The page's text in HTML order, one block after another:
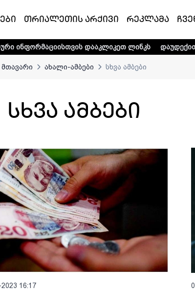
თრიალეთის არქივი რეკლამა
დააკლიკეთ ლინკს დაუდექით მხარში
მთავარი ახალი-ამბები სხვა ამბები
სხვა ამბები
16:17